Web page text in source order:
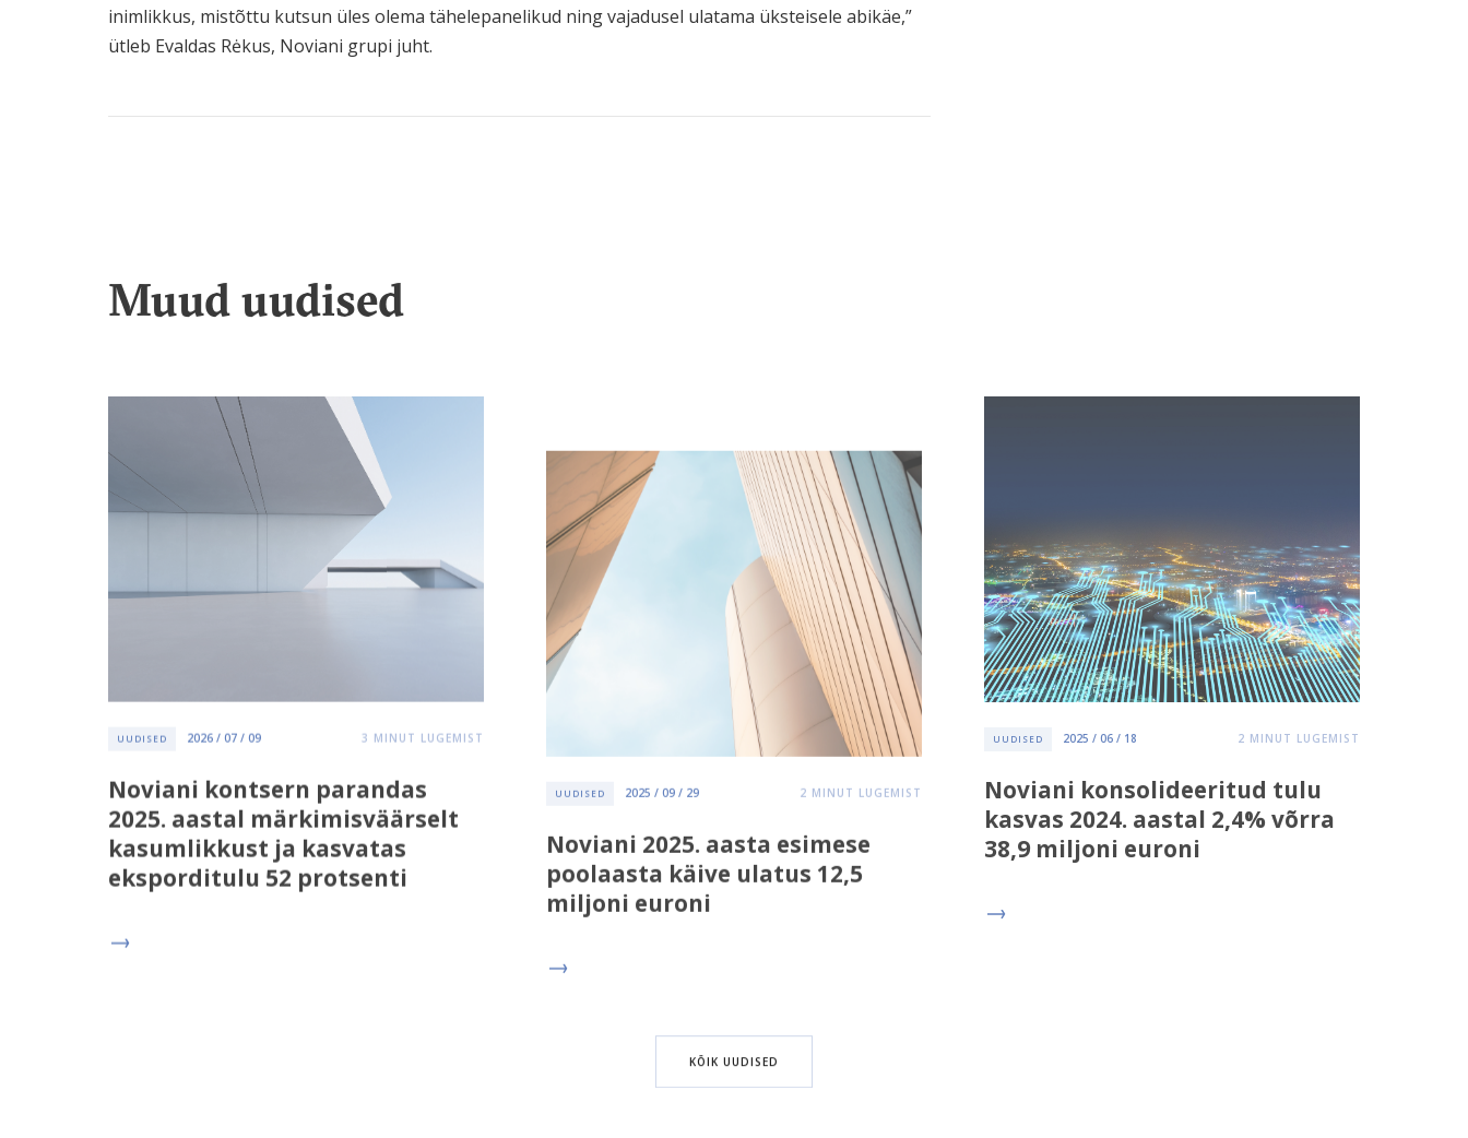
inimlikkus, mistõttu kutsun üles olema tähelepanelikud ning vajadusel ulatama üksteisele abikäe,”
ütleb Evaldas Rėkus, Noviani grupi juht.
Muud uudised
UUDISED 2026 / 07 / 09 3 MINUT LUGEMIST
Noviani kontsern parandas
2025. aastal märkimisväärselt
kasumlikkust ja kasvatas
eksporditulu 52 protsenti
UUDISED 2025 / 09 / 29 2 MINUT LUGEMIST
Noviani 2025. aasta esimese
poolaasta käive ulatus 12,5
miljoni euroni
UUDISED 2025 / 06 / 18 2 MINUT LUGEMIST
Noviani konsolideeritud tulu
kasvas 2024. aastal 2,4% võrra
38,9 miljoni euroni
KÕIK UUDISED